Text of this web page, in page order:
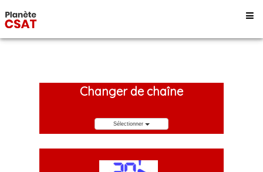
Changer de chaîne
Sélectionner